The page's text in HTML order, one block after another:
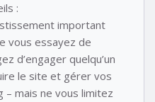
:
important
vous essayez de
d’engager quelqu’un
le site et gérer vos
mais ne vous limitez